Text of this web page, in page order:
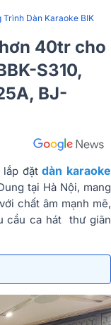
Trình Dàn Karaoke BIK
40tr cho
S310,
BJ-
lắp đặtdàn karaoke
tại Hà Nội, mang
chất âm mạnh mẽ,
cầu ca hát thư giãn